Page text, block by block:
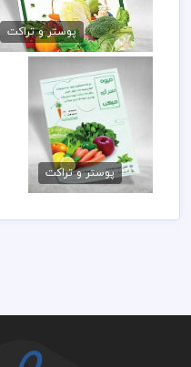
طرح psd تراکت صیفی جات
79,000 تومانپوستر و تراکت
دانلود تراکت
سبزیجات
79,000 تومان
پوستر و تراکت